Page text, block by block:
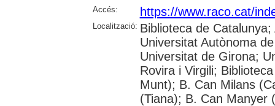
Accés: https://www.raco.cat/
Localització: Biblioteca de
Universitat Autònoma
Universitat de Girona;
Rovira i Virgili;
Munt); B. Can Milans
(Tiana); B. Can Manyer